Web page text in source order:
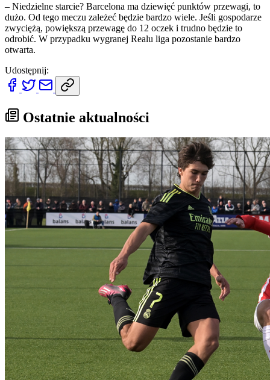
– Niedzielne starcie? Barcelona ma dziewięć punktów przewagi, to
dużo. Od tego meczu zależeć będzie bardzo wiele. Jeśli gospodarze
zwyciężą, powiększą przewagę do 12 oczek i trudno będzie to
odrobić. W przypadku wygranej Realu liga pozostanie bardzo
otwarta.
Udostępnij:
Ostatnie aktualności